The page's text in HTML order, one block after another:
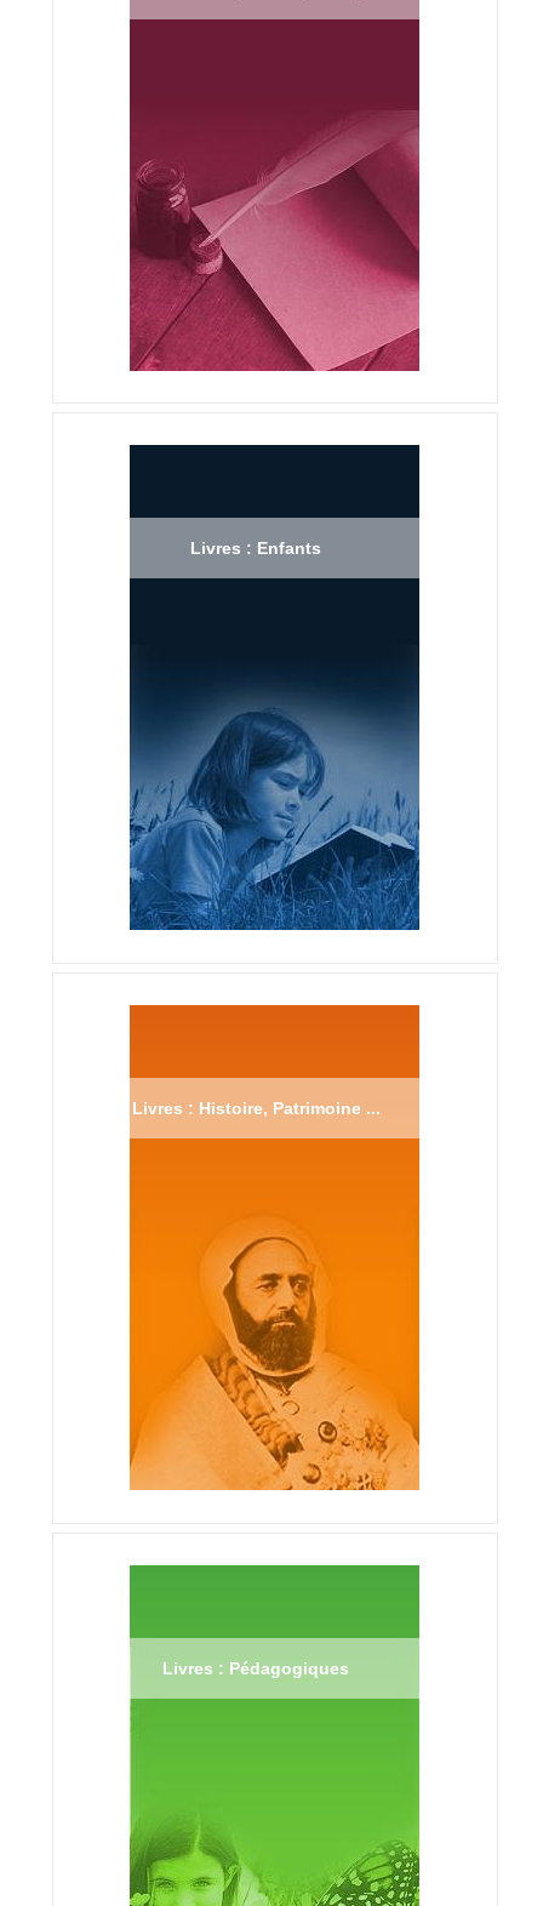
Livres : Enfants
Livres : Histoire, Patrimoine ...
Livres : Pédagogiques